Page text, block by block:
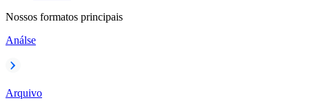
Nossos formatos principais
Análse
Arquivo